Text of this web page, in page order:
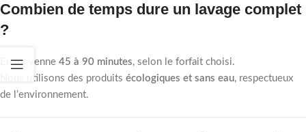
Combien de temps dure un lavage complet
?
En moyenne 45 à 90 minutes, selon le forfait choisi.
Nous utilisons des produits écologiques et sans eau, respectueux
de l’environnement.